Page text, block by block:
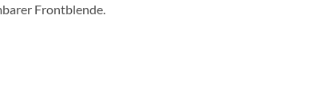
Frontblende.